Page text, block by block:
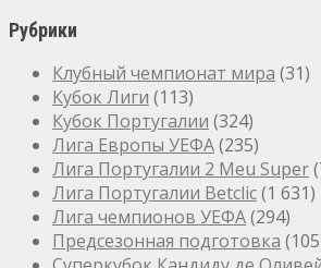
Рубрики
Клубный чемпионат мира (31)
Кубок Лиги (113)
Кубок Португалии (324)
Лига Европы УЕФА(235)
Лига Португалии 2 Meu Super
Лига Португалии Betclic(1 631)
Лига чемпионов УЕФА(294)
Предсезонная подготовка